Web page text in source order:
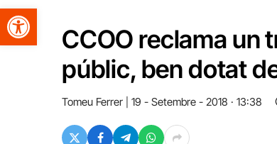
Obre la barra d'eines
CCOO reclama un
públic, ben dotat
Tomeu Ferrer 19 - Setembre - 2018 · 13:38